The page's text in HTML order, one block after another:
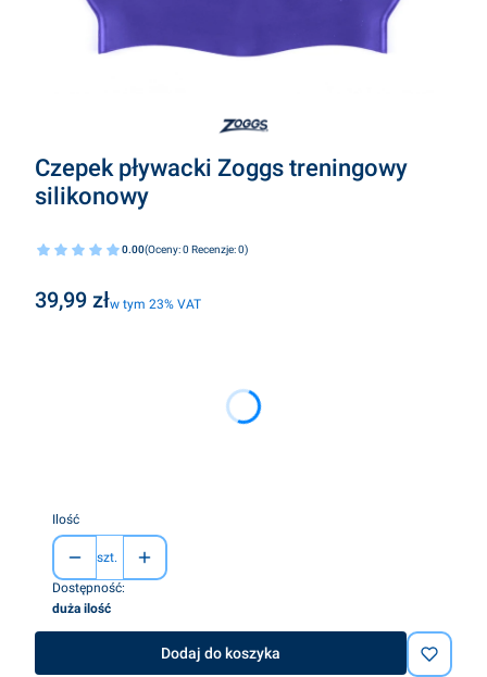
Czepek pływacki Zoggs treningowy
silikonowy
0.00(Oceny: 0 Recenzje: 0)
Cena
39,99 złw tym 23% VAT
w tym 23% VAT
Poszczególne warianty mogą różnić się ceną
Ilość
szt.
Dostępność:
duża ilość
Dodaj do koszyka